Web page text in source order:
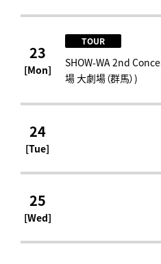
23
[Mon]
TOUR
SHOW-WA 2nd
場 大劇場（群馬）)
24
[Tue]
25
[Wed]